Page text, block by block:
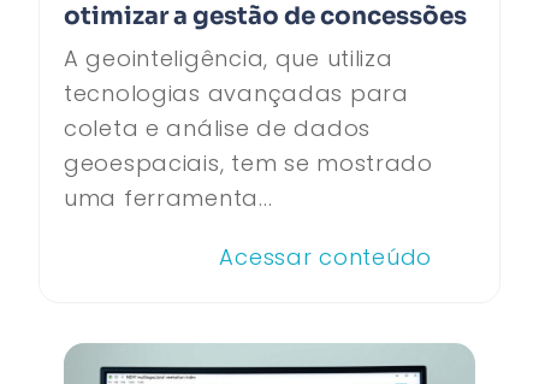
otimizar a gestão de concessões
A geointeligência, que utiliza
tecnologias avançadas para
coleta e análise de dados
geoespaciais, tem se mostrado
uma ferramenta...
Acessar conteúdo